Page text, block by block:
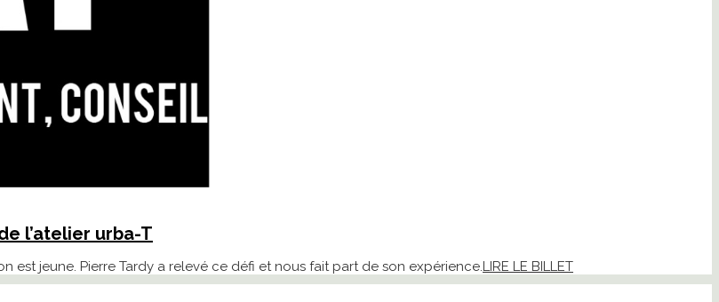
l’atelier urba-T
est jeune. Pierre Tardy a relevé ce défi et nous fait part de son expérience.LIRE LE BILLET